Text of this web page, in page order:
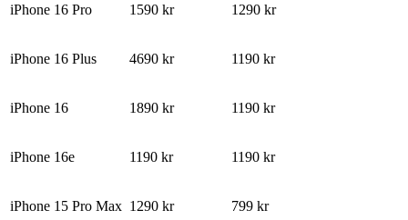
iPhone 16 Pro 1590 kr 1290 kr
iPhone 16 Plus 4690 kr 1190 kr
iPhone 16 1890 kr 1190 kr
iPhone 16e 1190 kr 1190 kr
iPhone 15 Pro Max 1290 kr 799 kr